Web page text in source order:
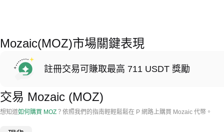
Mozaic(MOZ)市場關鍵表現
註冊交易可賺取最高 711 USDT 獎勵
交易 Mozaic (MOZ)
想知道如何購買 MOZ ？依照我們的指南輕輕鬆鬆在 P 網路上購買 Mozaic 代幣。